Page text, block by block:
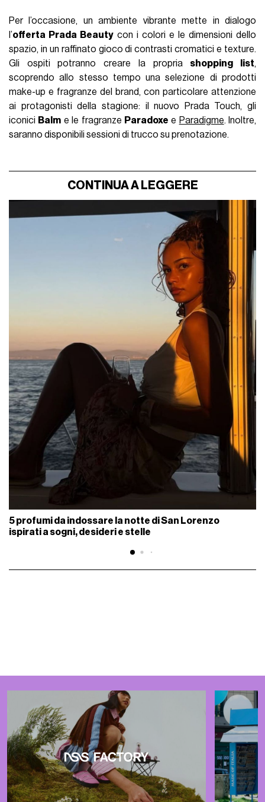
Per l’occasione, un ambiente vibrante mette in dialogo
l’offerta Prada Beauty con i colori e le dimensioni dello
spazio, in un raffinato gioco di contrasti cromatici e texture.
Gli ospiti potranno creare la propria shopping list,
scoprendo allo stesso tempo una selezione di prodotti
make-up e fragranze del brand, con particolare attenzione
ai protagonisti della stagione: il nuovo Prada Touch, gli
iconici Balm e le fragranze Paradoxe e Paradigme. Inoltre,
saranno disponibili sessioni di trucco su prenotazione.
CONTINUA A LEGGERE
5 profumi da indossare la notte di San Lorenzo
ispirati a sogni, desideri e stelle